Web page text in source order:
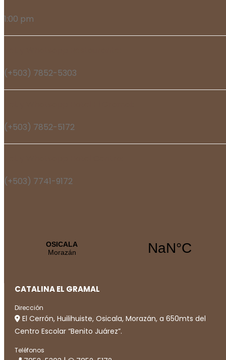
1:00 pm
(+503) 7852-5303
(+503) 7852-5172
(+503) 7741-9172
CATALINA EL GRAMAL
Dirección
El Cerrón, Huilihuiste, Osicala, Morazán, a 650mts del
Centro Escolar “Benito Juárez”.
Teléfonos